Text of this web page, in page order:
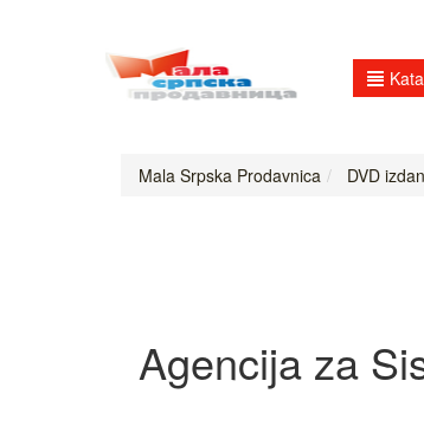
Mala Srpska Prodavnica DVD
Agencija za